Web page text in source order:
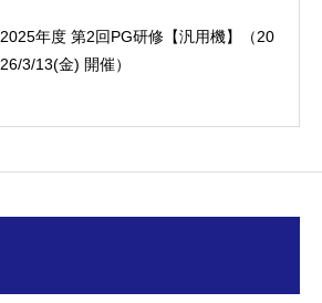
2025年度 第2回PG研修【汎用機】（20
26/3/13(金) 開催）